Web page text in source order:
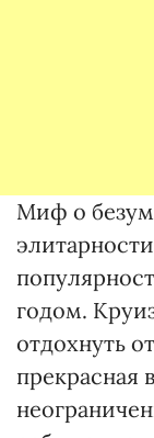
Миф о
годом.
отдохнуть
прекрасная